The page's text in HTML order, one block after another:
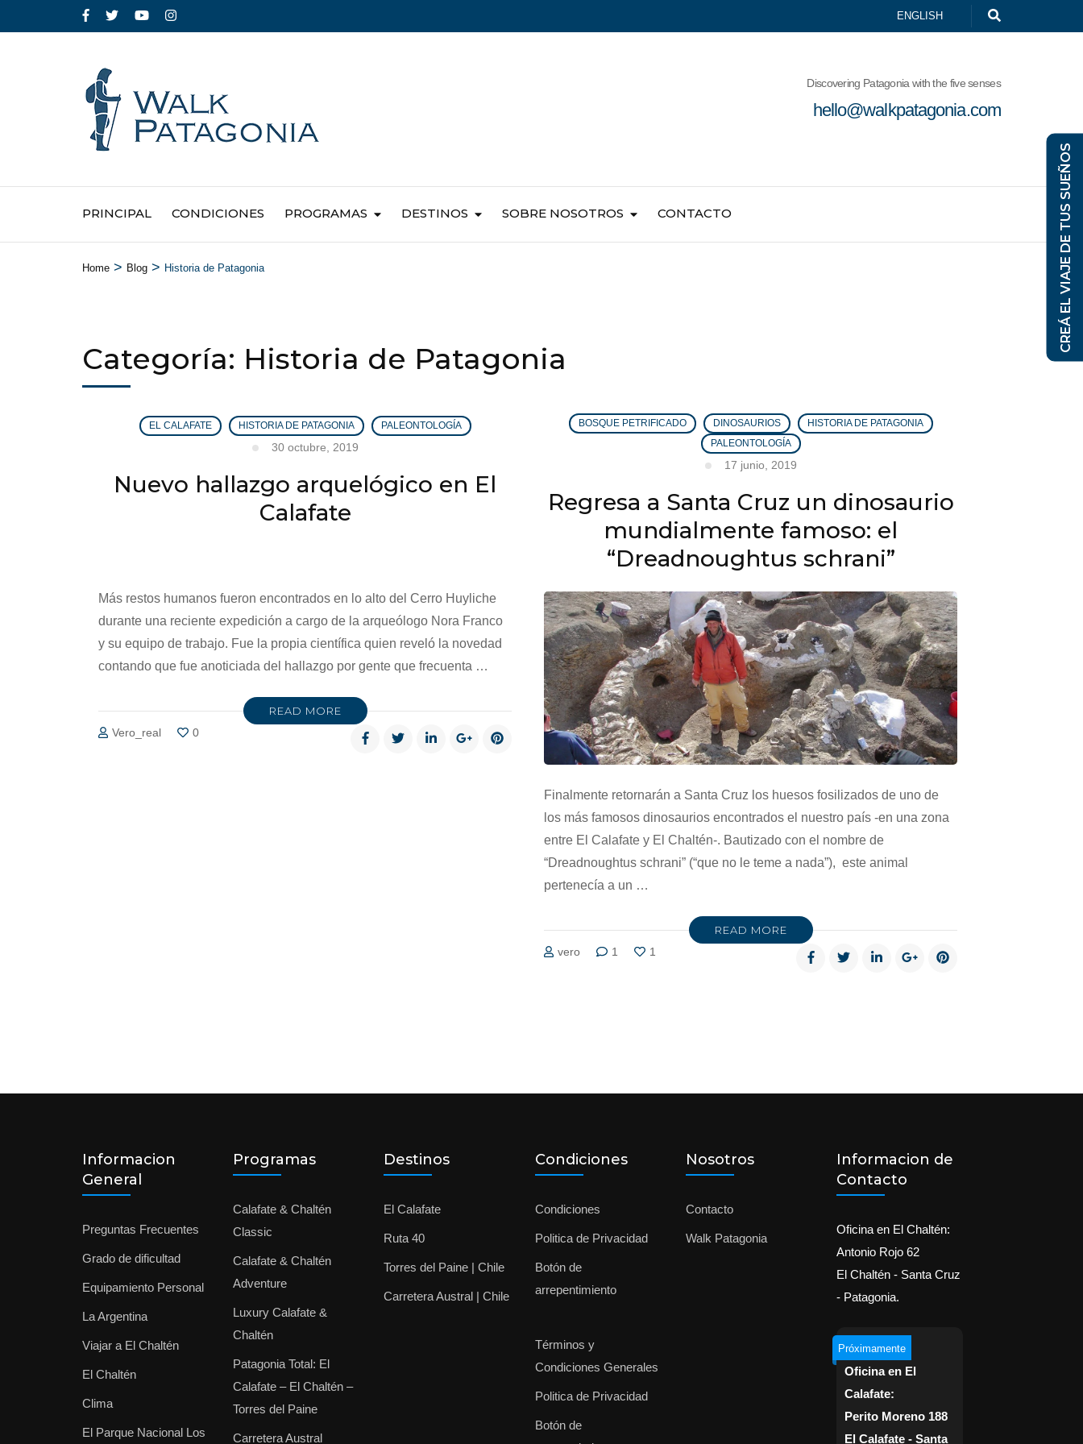
ENGLISH
Discovering Patagonia with the five senses
hello@walkpatagonia.com
PRINCIPAL CONDICIONES PROGRAMAS DESTINOS SOBRE NOSOTROS CONTACTO
Home > Blog > Historia de Patagonia
Categoría: Historia de Patagonia
EL CALAFATE HISTORIA DE PATAGONIA PALEONTOLOGÍA
30 octubre, 2019
Nuevo hallazgo arquelógico en El
Calafate
Más restos humanos fueron encontrados en lo alto del Cerro Huyliche
durante una reciente expedición a cargo de la arqueólogo Nora Franco
y su equipo de trabajo. Fue la propia científica quien reveló la novedad
contando que fue anoticiada del hallazgo por gente que frecuenta …
READ MORE
Vero_real
0
BOSQUE PETRIFICADO DINOSAURIOS
HISTORIA DE PATAGONIA
PALEONTOLOGÍA
17 junio, 2019
Regresa a Santa Cruz un dinosaurio
mundialmente famoso: el
“Dreadnoughtus schrani”
Finalmente retornarán a Santa Cruz los huesos fosilizados de uno de
los más famosos dinosaurios encontrados el nuestro país -en una zona
entre El Calafate y El Chaltén-. Bautizado con el nombre de
“Dreadnoughtus schrani” (“que no le teme a nada”), este animal
pertenecía a un …
READ MORE
vero
1 1
Informacion
General
Preguntas Frecuentes
Grado de dificultad
Equipamiento Personal
La Argentina
Viajar a El Chaltén
El Chaltén
Clima
El Parque Nacional Los
Programas
Calafate & Chaltén
Classic
Calafate & Chaltén
Adventure
Luxury Calafate &
Chaltén
Patagonia Total: El
Calafate – El Chaltén –
Torres del Paine
Carretera Austral
Destinos
El Calafate
Ruta 40
Torres del Paine | Chile
Carretera Austral | Chile
Condiciones
Condiciones
Politica de Privacidad
Botón de
arrepentimiento
Términos y
Condiciones Generales
Politica de Privacidad
Botón de
Nosotros
Contacto
Walk Patagonia
Informacion de
Contacto
Oficina en El Chaltén:
Antonio Rojo 62
El Chaltén - Santa Cruz
- Patagonia.
Próximamente
Oficina en El
Calafate:
Perito Moreno 188
El Calafate - Santa
CREÁ EL VIAJE DE TUS SUEÑOS